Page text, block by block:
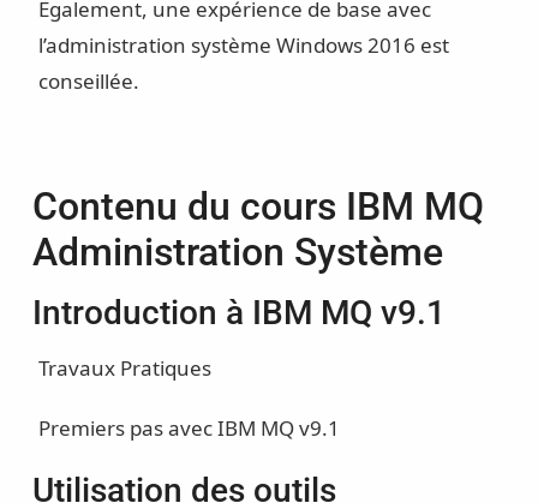
Egalement, une expérience de base avec
l’administration système Windows 2016 est
conseillée.
Contenu du cours IBM MQ
Administration Système
Introduction à IBM MQ v9.1
Travaux Pratiques
Premiers pas avec IBM MQ v9.1
Utilisation des outils